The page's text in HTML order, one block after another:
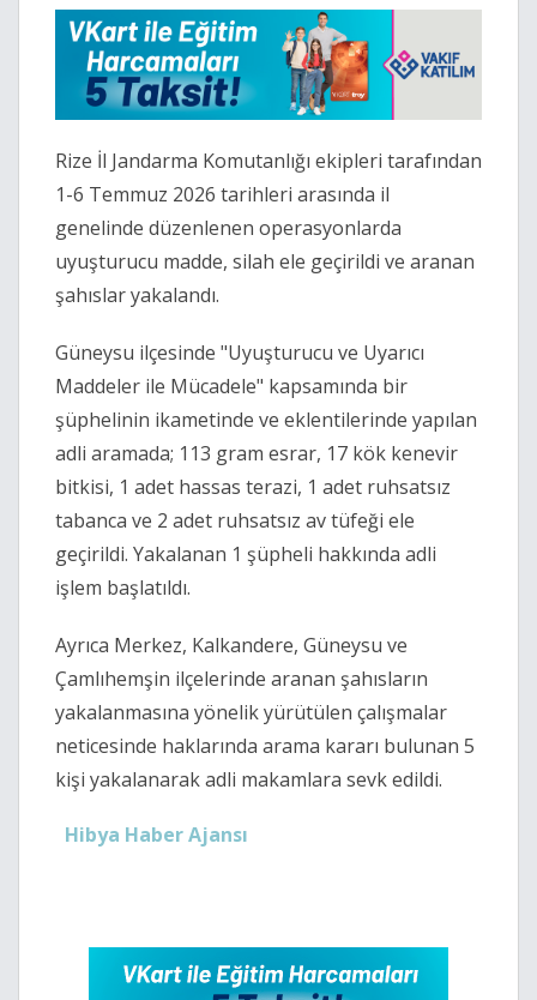
Rize İl Jandarma Komutanlığı ekipleri tarafından
1-6 Temmuz 2026 tarihleri arasında il
genelinde düzenlenen operasyonlarda
uyuşturucu madde, silah ele geçirildi ve aranan
şahıslar yakalandı.
Güneysu ilçesinde "Uyuşturucu ve Uyarıcı
Maddeler ile Mücadele" kapsamında bir
şüphelinin ikametinde ve eklentilerinde yapılan
adli aramada; 113 gram esrar, 17 kök kenevir
bitkisi, 1 adet hassas terazi, 1 adet ruhsatsız
tabanca ve 2 adet ruhsatsız av tüfeği ele
geçirildi. Yakalanan 1 şüpheli hakkında adli
işlem başlatıldı.
Ayrıca Merkez, Kalkandere, Güneysu ve
Çamlıhemşin ilçelerinde aranan şahısların
yakalanmasına yönelik yürütülen çalışmalar
neticesinde haklarında arama kararı bulunan 5
kişi yakalanarak adli makamlara sevk edildi.
Hibya Haber Ajansı